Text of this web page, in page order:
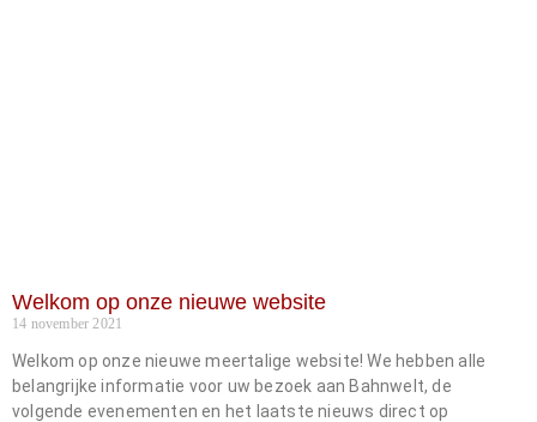
Welkom op onze nieuwe website
14 november 2021
Welkom op onze nieuwe meertalige website! We hebben alle
belangrijke informatie voor uw bezoek aan Bahnwelt, de
volgende evenementen en het laatste nieuws direct op